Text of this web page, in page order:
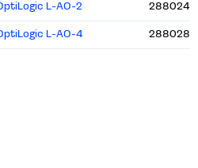
L-AO-2 288024
L-AO-4 288028